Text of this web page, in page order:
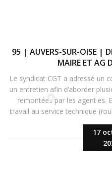
17
95 | AUVERS-SUR-OISE |
MAIRE ET AG
Le syndicat CGT a adressé un
un entretien afin d’aborder
remontées par les agent·es.
travail au service technique